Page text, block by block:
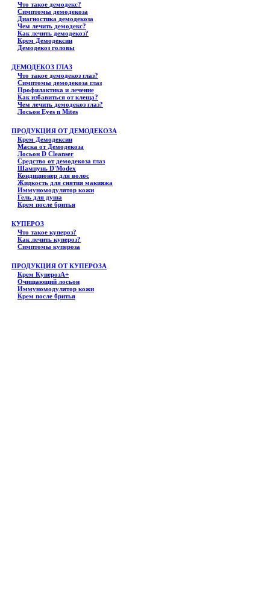
Что такое демодекс?
Симптомы демодекоза
Диагностика демодекоза
Чем лечить демодекс?
Как лечить демодекоз?
Крем Демодексин
Демодекоз головы
ДЕМОДЕКОЗ ГЛАЗ
Что такое демодекоз глаз?
Симптомы демодекоза глаз
Профилактика и лечение
Как избавиться от клеща?
Чем лечить демодекоз глаз?
Лосьон Eyes n Mites
ПРОДУКЦИЯ ОТ ДЕМОДЕКОЗА
Крем Демодексин
Маска от Демодекоза
Лосьон D Cleanser
Средство от демодекоза глаз
Шампунь D'Modex
Кондиционер для волос
Жидкость для снятия макияжа
Иммуномодулятор кожи
Гель для душа
Крем после бритья
КУПЕРОЗ
Что такое купероз?
Как лечить купероз?
Симптомы купероза
ПРОДУКЦИЯ ОТ КУПЕРОЗА
Крем КуперозА+
Очищающий лосьон
Иммуномодулятор кожи
Крем после бритья